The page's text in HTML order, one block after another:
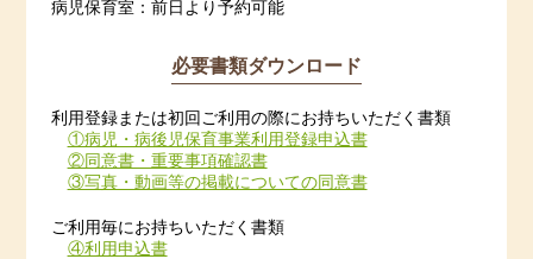
病児保育室：前日より予約可能
必要書類ダウンロード
利用登録または初回ご利用の際にお持ちいただく書類
①病児・病後児保育事業利用登録申込書
②同意書・重要事項確認書
③写真・動画等の掲載についての同意書
ご利用毎にお持ちいただく書類
④利用申込書